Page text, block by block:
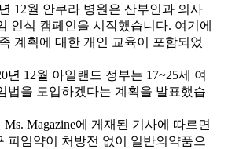
12월 안쿠라 병원은 산부인과 의사
인식 캠페인을 시작했습니다. 여기에
계획에 대한 개인 교육이 포함되었
년 12월 아일랜드 정부는 17~25세 여
법을 도입하겠다는 계획을 발표했습
Ms. Magazine에 게재된 기사에 따르면
피임약이 처방전 없이 일반의약품으